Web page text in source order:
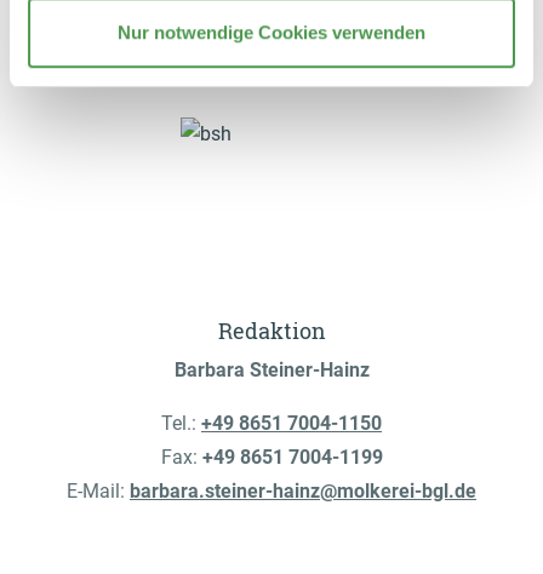
Nur notwendige Cookies verwenden
Redaktion
Barbara Steiner-Hainz
Tel.: +49 8651 7004-1150
Fax: +49 8651 7004-1199
E-Mail: barbara.steiner-hainz@molkerei-bgl.de